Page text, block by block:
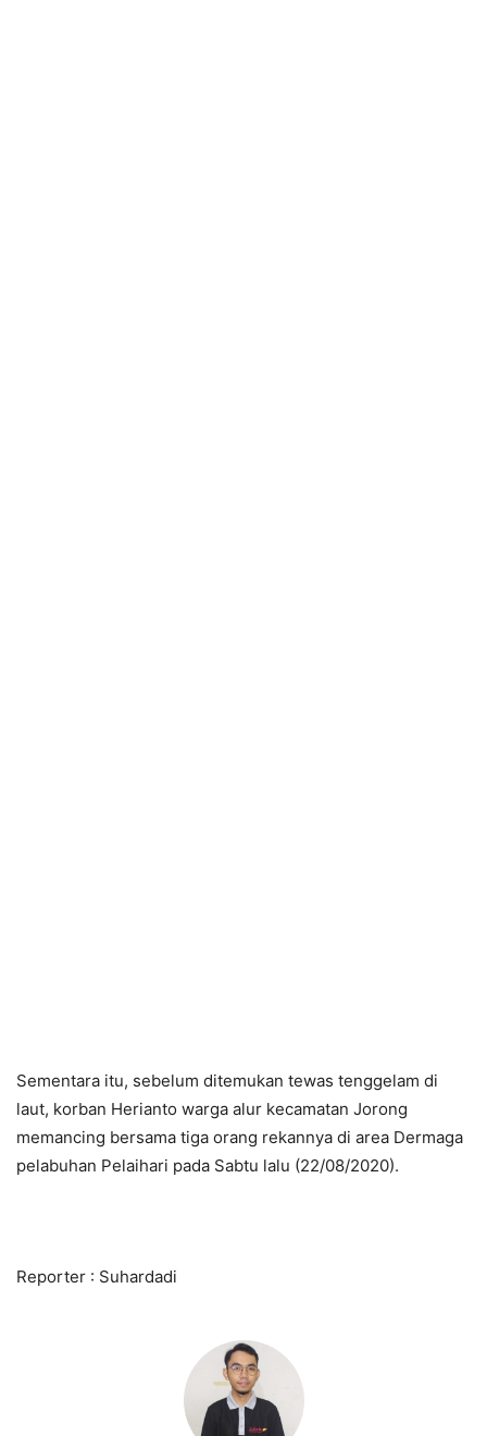
Sementara itu, sebelum ditemukan tewas tenggelam di
laut, korban Herianto warga alur kecamatan Jorong
memancing bersama tiga orang rekannya di area Dermaga
pelabuhan Pelaihari pada Sabtu lalu (22/08/2020).
Reporter : Suhardadi